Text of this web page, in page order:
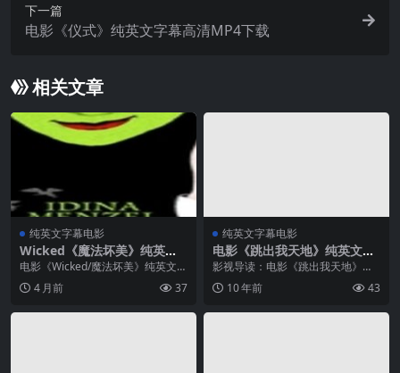
下一篇
电影《仪式》纯英文字幕高清MP4下载
相关文章
纯英文字幕电影
Wicked《魔法坏美》纯英文
字幕MP4下载 – 91talk英语影
电影《Wicked/魔法坏美》纯英文字
幕高清MP4下载 影视导读：《魔法
坏美》（Wicked）改编自百老汇同
4 月前 37
纯英文字幕电影
电影《跳出我天地》纯英文字
幕高清MP4下载
影视导读：电影《跳出我天地》是
英国知名度最高及最具影响力的电
影之一，由著名导演史蒂芬·戴德利
10 年前 43